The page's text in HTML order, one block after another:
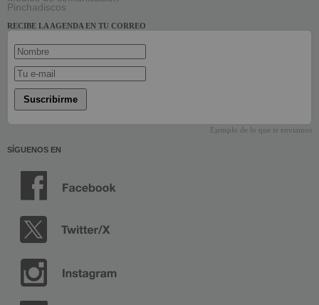
Pinchadiscos
RECIBE LA AGENDA EN TU CORREO
Suscribirme
Ejemplo de lo que te enviamos
SÍGUENOS EN